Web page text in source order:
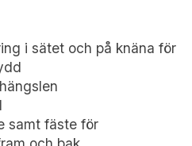
i sätet och på knäna för
samt fäste för